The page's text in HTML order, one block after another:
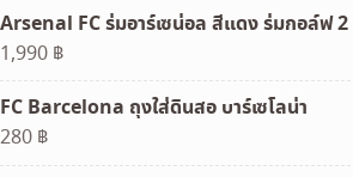
Arsenal FC ร่มอาร์เซน่อล สีแดง ร่มกอล์ฟ
1,990 ฿
FC Barcelona ถุงใส่ดินสอ บาร์เซโลน่า
280 ฿